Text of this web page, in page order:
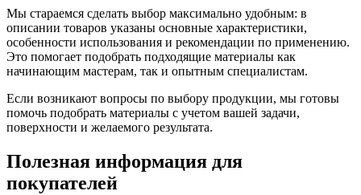
Мы стараемся сделать выбор максимально удобным: в
описании товаров указаны основные характеристики,
особенности использования и рекомендации по применению.
Это помогает подобрать подходящие материалы как
начинающим мастерам, так и опытным специалистам.
Если возникают вопросы по выбору продукции, мы готовы
помочь подобрать материалы с учетом вашей задачи,
поверхности и желаемого результата.
Полезная информация для
покупателей